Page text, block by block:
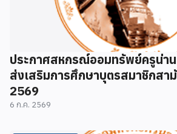
ประกาศสหกรณ์ออมทรัพย์ครูน่าน
ส่งเสริมการศึกษาบุตรสมาชิกสา
2569
6 ก.ค. 2569